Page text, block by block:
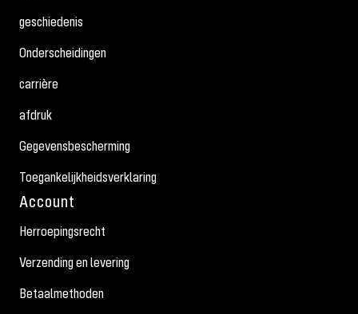
geschiedenis
Onderscheidingen
carrière
afdruk
Gegevensbescherming
Toegankelijkheidsverklaring
Account
Herroepingsrecht
Verzending en levering
Betaalmethoden